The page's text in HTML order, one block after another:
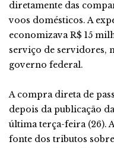
diretamente das
voos domésticos. A
economizava R$ 15
serviço de servidores,
governo federal.
A compra direta de
depois da publicação
última terça-feira (26).
fonte dos tributos